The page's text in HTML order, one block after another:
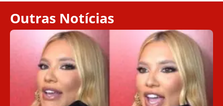
Outras Notícias